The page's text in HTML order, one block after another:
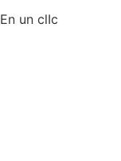
En un clIc